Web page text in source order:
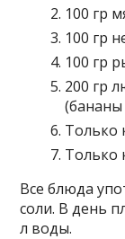
100 гр
100 гр
100 гр
200 гр
Только
Только
Все блюда
соли. В день
л воды.